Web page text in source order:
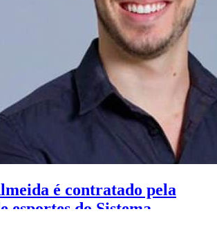
é contratado pela
esportes do Sistema